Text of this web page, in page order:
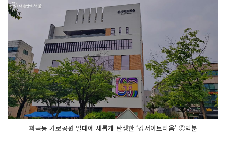
화곡동 가로공원 일대에 새롭게 탄생한 ‘강서아트리움’ Ⓒ박분